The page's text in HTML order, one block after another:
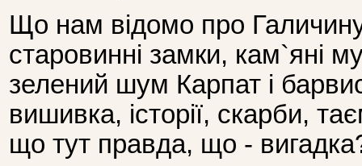
Що нам відомо про
старовинні замки, кам`яні
зелений шум Карпат і
вишивка, історії, скарби,
що тут правда, що -